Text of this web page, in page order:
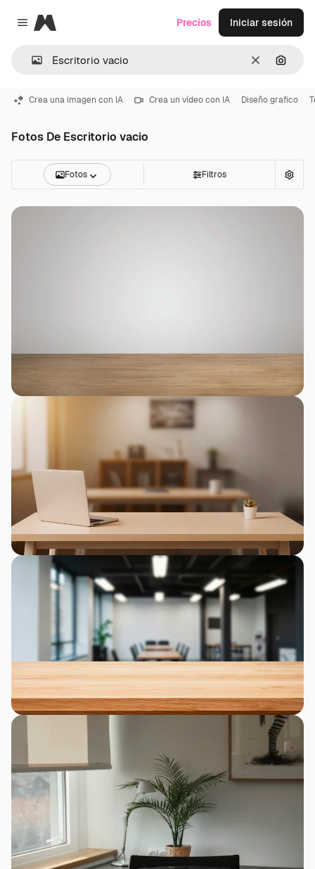
Close menu
Magnific
Borrar
Precios Iniciar sesión
Crea una imagen con IA Crea un vídeo con IA Diseño grafico
Fotos De Escritorio vacio
Fotos Filtros